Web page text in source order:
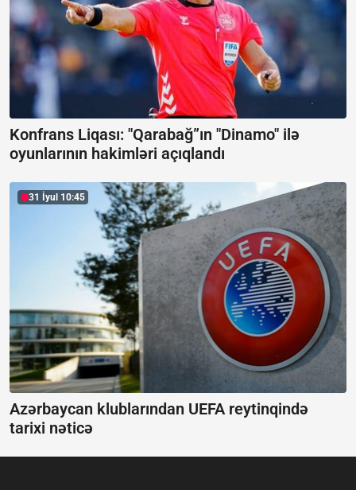
Konfrans Liqası: "Qarabağ”ın "Dinamo" ilə
oyunlarının hakimləri açıqlandı
31 İyul 10:45
Azərbaycan klublarından UEFA reytinqində
tarixi nəticə